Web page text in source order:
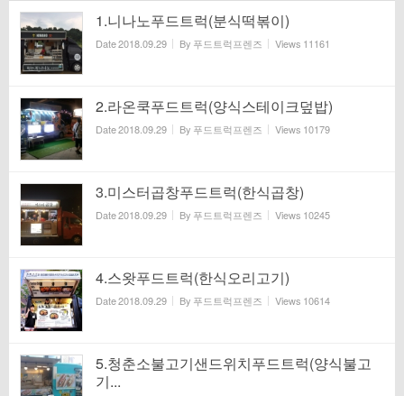
1.니나노푸드트럭(분식떡볶이)
Date2018.09.29 By 푸드트럭프렌즈 Views 11161
2.라온쿡푸드트럭(양식스테이크덮밥)
Date2018.09.29 By 푸드트럭프렌즈 Views 10179
3.미스터곱창푸드트럭(한식곱창)
Date2018.09.29 By 푸드트럭프렌즈 Views 10245
4.스왓푸드트럭(한식오리고기)
Date2018.09.29 By 푸드트럭프렌즈 Views 10614
5.청춘소불고기샌드위치푸드트럭(양식불고
기...